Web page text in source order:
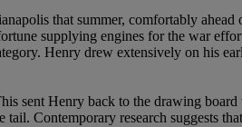
that summer, comfortably
supplying engines for the war
Henry drew extensively on his
sent Henry back to the drawing
Contemporary research suggests